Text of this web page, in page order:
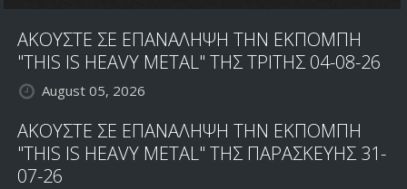
ΑΚΟΥΣΤΕ ΣΕ ΕΠΑΝΑΛΗΨΗ ΤΗΝ ΕΚΠΟΜΠΗ
"THIS IS HEAVY METAL" ΤΗΣ ΤΡΙΤΗΣ 04-08-26
August 05, 2026
ΑΚΟΥΣΤΕ ΣΕ ΕΠΑΝΑΛΗΨΗ ΤΗΝ ΕΚΠΟΜΠΗ
"THIS IS HEAVY METAL" ΤΗΣ ΠΑΡΑΣΚΕΥΗΣ 31-
07-26